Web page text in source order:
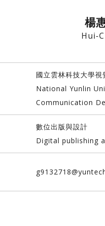
楊
Hui-
國立雲林科技大學
National Yunlin
Communication
數位出版與設計
Digital publishing